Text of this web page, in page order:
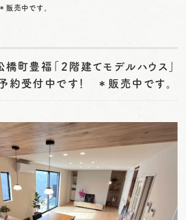
売中です。
橋町豊福「２階建てモデルハウス」
約受付中です！ ＊販売中です。
g
a
t